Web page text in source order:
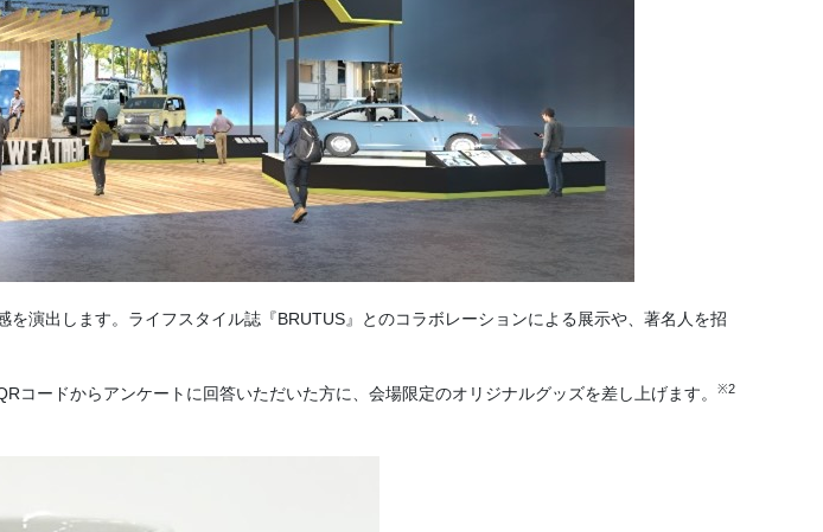
演出します。ライフスタイル誌『BRUTUS』とのコラボレーションによる展示や、著名人を招
ードからアンケートに回答いただいた方に、会場限定のオリジナルグッズを差し上げます。 ※2